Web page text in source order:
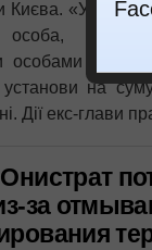
Києва. «У ході
особа,
особами банку,
установи на
Дії екс-глави
за